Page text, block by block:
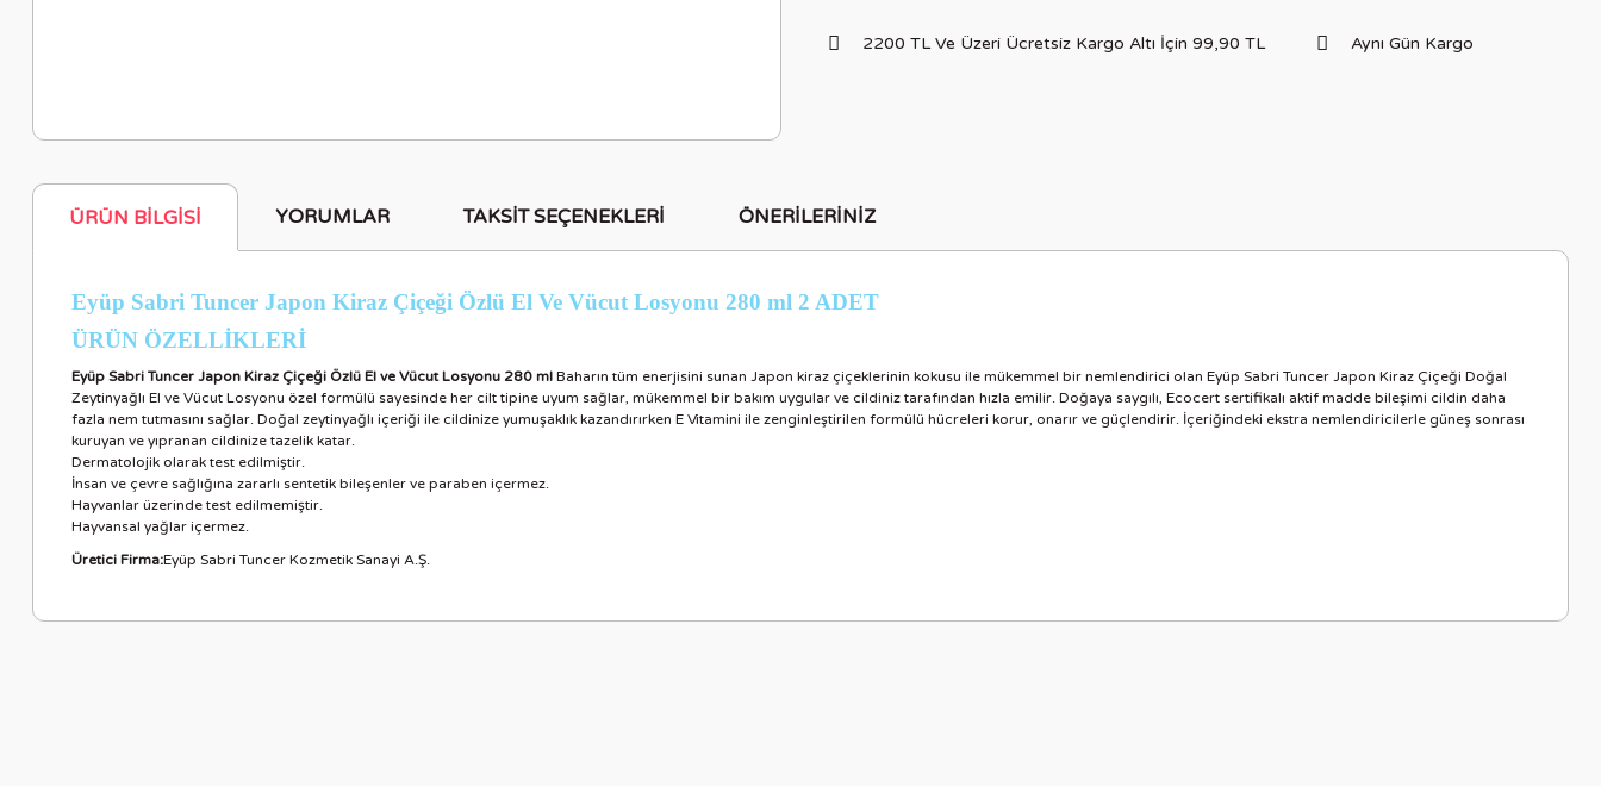
2200 TL Ve Üzeri Ücretsiz Kargo Altı İçin 99,90 TL Aynı Gün Kargo
ÜRÜN BILGISI YORUMLAR TAKSIT SEÇENEKLERI ÖNERILERINIZ
Eyüp Sabri Tuncer Japon Kiraz Çiçeği Özlü El Ve Vücut Losyonu 280 ml 2 ADET
ÜRÜN ÖZELLİKLERİ
Eyüp Sabri Tuncer Japon Kiraz Çiçeği Özlü El ve Vücut Losyonu 280 ml Baharın tüm enerjisini sunan Japon kiraz çiçeklerinin kokusu ile mükemmel bir nemlendirici olan Eyüp Sabri Tuncer Japon Kiraz Çiçeği Doğal
Zeytinyağlı El ve Vücut Losyonu özel formülü sayesinde her cilt tipine uyum sağlar, mükemmel bir bakım uygular ve cildiniz tarafından hızla emilir. Doğaya saygılı, Ecocert sertifikalı aktif madde bileşimi cildin daha
fazla nem tutmasını sağlar. Doğal zeytinyağlı içeriği ile cildinize yumuşaklık kazandırırken E Vitamini ile zenginleştirilen formülü hücreleri korur, onarır ve güçlendirir. İçeriğindeki ekstra nemlendiricilerle güneş sonrası
kuruyan ve yıpranan cildinize tazelik katar.
Dermatolojik olarak test edilmiştir.
İnsan ve çevre sağlığına zararlı sentetik bileşenler ve paraben içermez.
Hayvanlar üzerinde test edilmemiştir.
Hayvansal yağlar içermez.
Üretici Firma:Eyüp Sabri Tuncer Kozmetik Sanayi A.Ş.